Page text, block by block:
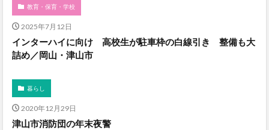
教育・保育・学校
2025年7月12日
インターハイに向け 高校生が駐車枠の白線引き 整備も大
詰め／岡山・津山市
暮らし
2020年12月29日
津山市消防団の年末夜警